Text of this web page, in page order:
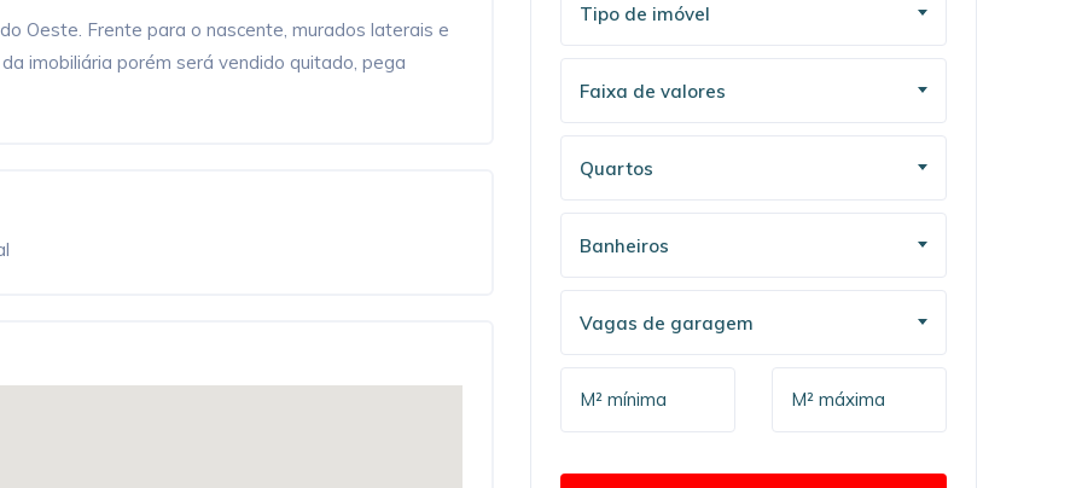
Oeste. Frente para o nascente, murados laterais e
imobiliária porém será vendido quitado, pega
Tipo de imóvel
Faixa de valores
Quartos
Banheiros
Vagas de garagem